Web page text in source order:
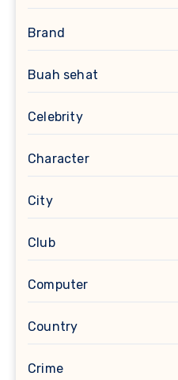
Brand
Buah sehat
Celebrity
Character
City
Club
Computer
Country
Crime